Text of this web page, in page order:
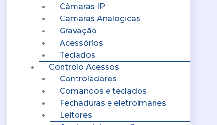
Câmaras IP
Câmaras Analógicas
Gravação
Acessórios
Teclados
Controlo Acessos
Controladores
Comandos e teclados
Fechaduras e eletroímanes
Leitores